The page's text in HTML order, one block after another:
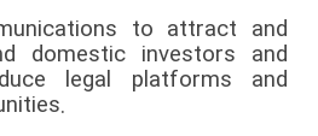
to attract and
domestic investors and
legal platforms and